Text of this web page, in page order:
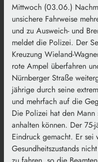
Mittwoch (03.06.)
unsichere Fahrweise
und zu Ausweich- und
meldet die Polizei. Der
Kreuzung Wieland-
rote Ampel überfahren
Nürnberger Straße
jährige durch seine
und mehrfach auf die
Die Polizei hat den
anhalten können. Der
Eindruck gemacht. Er sei
Gesundheitszustands